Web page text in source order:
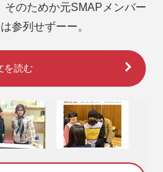
そのためか元SMAPメンバー
参列せずーー。
を読む